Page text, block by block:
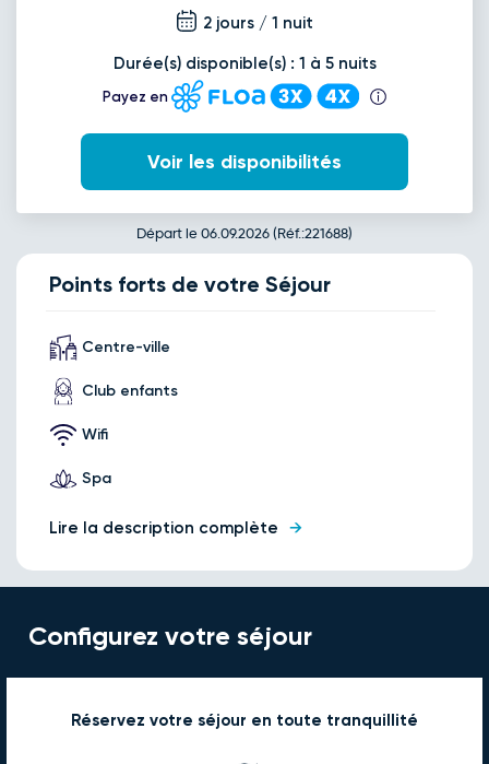
Points forts de votre Séjour
Centre-ville
Club enfants
Wifi
Spa
Lire la description complète
2 jours / 1 nuit
Durée(s) disponible(s) : 1 à 5 nuits
Payez en
Voir les disponibilités
Départ le 06.09.2026 (Réf.:221688)
Configurez votre séjour
Réservez votre séjour en toute tranquillité